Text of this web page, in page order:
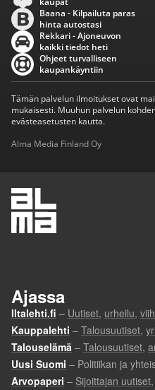
Baana - Kilpailuta paras
hinta autostasi
Rekkari - Ajoneuvon
kaikki tiedot heti
Ohjeet turvalliseen
kaupankäyntiin
Tämän palvelun ilmoitukset ovat
mukaisesti. Muuhun palvelun
evästeasetusten kautta.
Alma Media Finland Oy